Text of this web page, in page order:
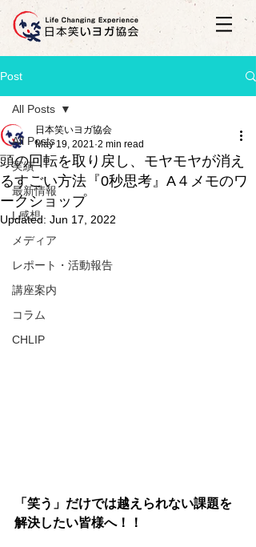
Post
All Posts
実績
最新情報
L感想
メディア
レポート・活動報告
講座案内
コラム
CHLIP
All Posts
頭の回転を取り戻し、モヤモヤが消え
るすごい方法『0秒思考』A４メモのワ
ークショップ
日本笑いヨガ協会
May 19, 2021 2 min read
Updated: Jun 17, 2022
「笑う」だけでは越えられない課題を
解決したい皆様へ！！